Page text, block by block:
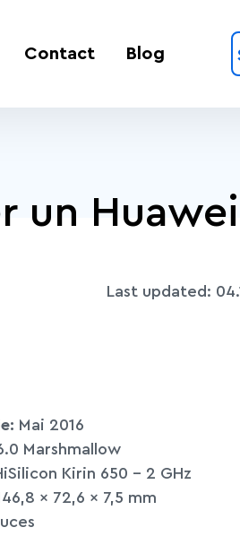
Contact Blog
un
Last updated:
Mai 2016
Marshmallow
Kirin 650 – 2 GHz
x 72,6 x 7,5 mm